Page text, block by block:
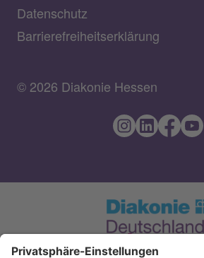
Datenschutz
Barrierefreiheitserklärung
© 2026 Diakonie Hessen